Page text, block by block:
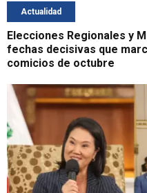
Actualidad
Elecciones Regionales y
fechas decisivas que
comicios de octubre